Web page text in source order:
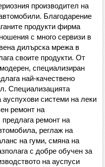
производител на
Благодарение
продукти фирма
с много сервизи в
дилърска мрежа в
своите продукти. От
специализиран
най-качествено
Специализацията
системи на леки
ремонт на
ремонт на
реглаж на
на гуми, смяна на
с добре обучен за
на ауспуси